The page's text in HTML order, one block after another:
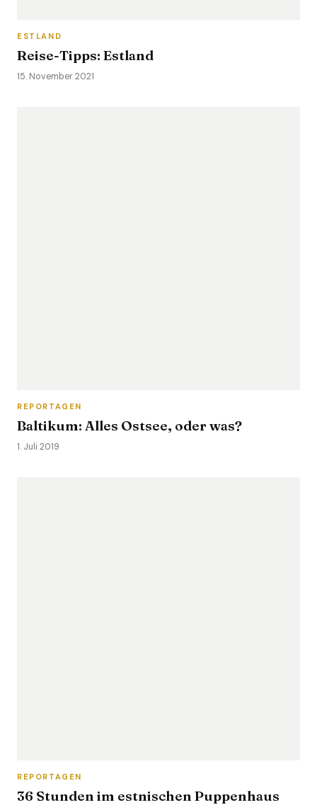
ESTLAND
Reise-Tipps: Estland
15. November 2021
REPORTAGEN
Baltikum: Alles Ostsee, oder was?
1. Juli 2019
REPORTAGEN
36 Stunden im estnischen Puppenhaus